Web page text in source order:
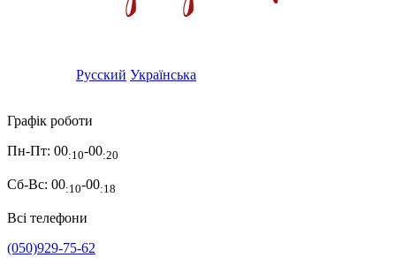
Русский Українська
Графік роботи
Пн-Пт: 00:10-00:20
Сб-Вс: 00:10-00:18
Всі телефони
(050)929-75-62